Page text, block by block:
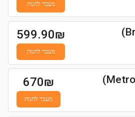
מעבר לחנות
599.90₪
מעבר לחנות
670₪
מעבר לחנות